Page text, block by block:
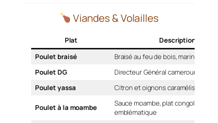
Viandes & Volailles
Plat
Description
Poulet braisé
Braisé au feu de bois, mariné aux
Poulet DG
Directeur Général camerounais,
Poulet yassa
Citron et oignons caramélisés,
Poulet à la moambe
Sauce moambe, plat congolais
emblématique